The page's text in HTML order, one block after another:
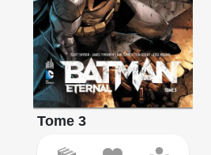
Tome 3